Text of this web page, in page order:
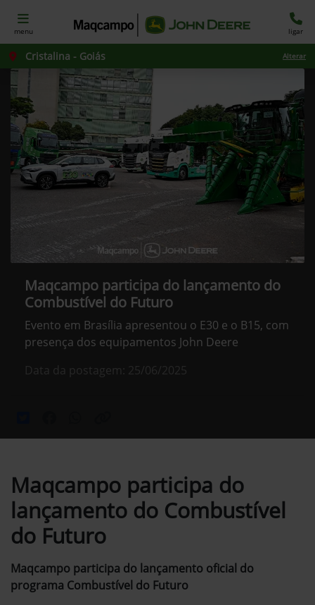
menu ligar
Cristalina - Goiás Alterar
Maqcampo participa do lançamento do
Combustível do Futuro
Evento em Brasília apresentou o E30 e o B15, com
presença dos equipamentos John Deere
Data da postagem: 25/06/2025
Maqcampo participa do
lançamento do Combustível
do Futuro
Maqcampo participa do lançamento oficial do
programa Combustível do Futuro